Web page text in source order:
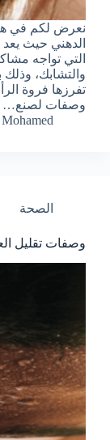
نعرض لكم في
الدهني حيث يعد
التي تواجه
والتشابك،
تفرزها فروة
وصفات لصنع…
الصحة
وصفات تقليل العرق 11 وصفة طبيعية